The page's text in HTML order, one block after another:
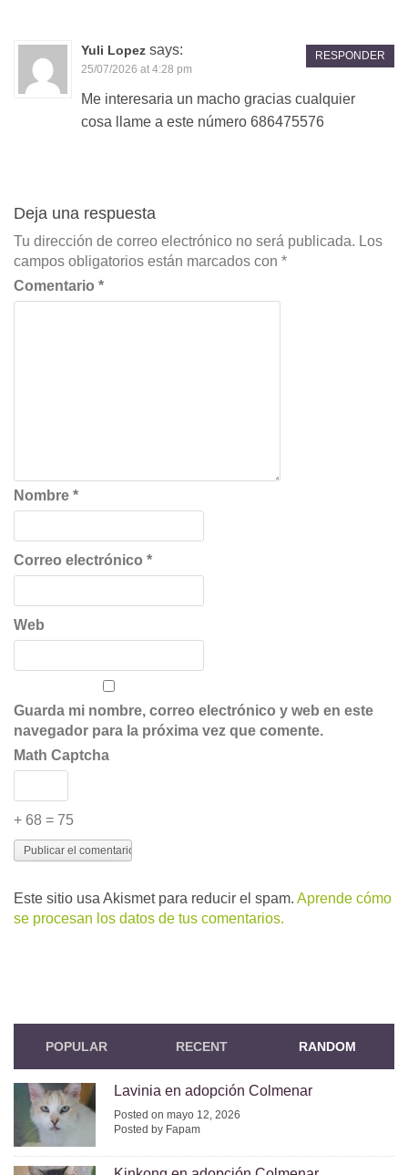
Yuli Lopez says:
25/07/2026 at 4:28 pm
RESPONDER
Me interesaria un macho gracias cualquier
cosa llame a este número 686475576
Deja una respuesta
Tu dirección de correo electrónico no será publicada. Los
campos obligatorios están marcados con *
Comentario *
Nombre *
Correo electrónico *
Web
Guarda mi nombre, correo electrónico y web en este
navegador para la próxima vez que comente.
Math Captcha
+ 68 = 75
Este sitio usa Akismet para reducir el spam. Aprende cómo
se procesan los datos de tus comentarios.
POPULAR RECENT RANDOM
Lavinia en adopción Colmenar
Posted on mayo 12, 2026
Posted by Fapam